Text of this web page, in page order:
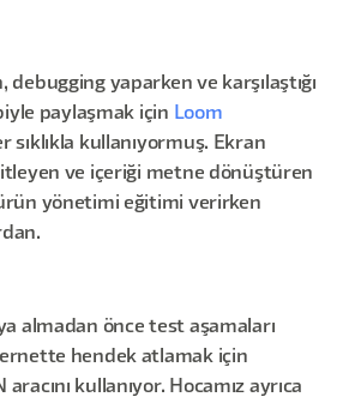
yaparken ve karşılaştığı
paylaşmak için Loom
sıklıkla kullanıyormuş. Ekran
ve içeriği metne dönüştüren
yönetimi eğitimi verirken
almadan önce test aşamaları
hendek atlamak için
aracını kullanıyor. Hocamız ayrıca